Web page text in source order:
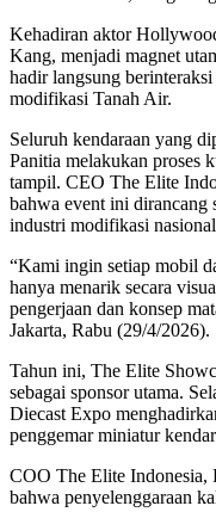
Kehadiran aktor
Kang, menjadi magnet
hadir langsung
modifikasi Tanah Air.
Seluruh kendaraan yang
Panitia melakukan proses
tampil. CEO The Elite
bahwa event ini dirancang
industri modifikasi
“Kami ingin setiap mobil
hanya menarik secara
pengerjaan dan konsep
Jakarta, Rabu (29/4/2026).
Tahun ini, The Elite
sebagai sponsor utama.
Diecast Expo
penggemar miniatur
COO The Elite Indonesia,
bahwa penyelenggaraan